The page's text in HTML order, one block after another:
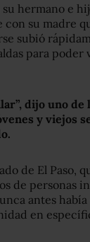
hermano e
su madre
subió
para poder
dijo uno de
y viejos
de El Paso,
de personas
antes había
en